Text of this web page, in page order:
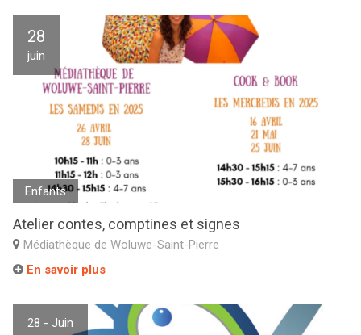
28
juin
Enfants
Atelier contes, comptines et signes
Médiathèque de Woluwe-Saint-Pierre
En savoir plus
28 - Juin